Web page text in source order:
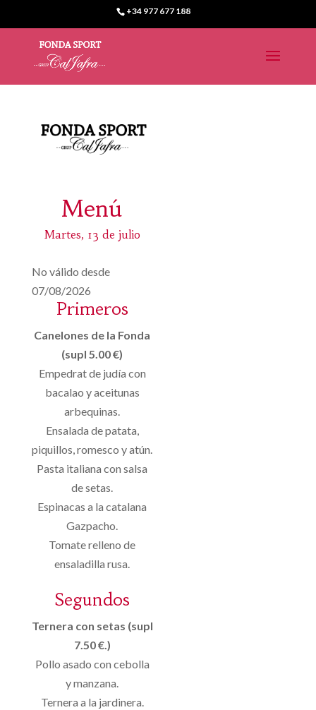
+34 977 677 188
Menú
Martes, 13 de julio
No válido desde
07/08/2026
Primeros
Canelones de la Fonda
(supl 5.00 €)
Empedrat de judía con
bacalao y aceitunas
arbequinas.
Ensalada de patata,
piquillos, romesco y atún.
Pasta italiana con salsa
de setas.
Espinacas a la catalana
Gazpacho.
Tomate relleno de
ensaladilla rusa.
Segundos
Ternera con setas (supl
7.50 €.)
Pollo asado con cebolla
y manzana.
Ternera a la jardinera.